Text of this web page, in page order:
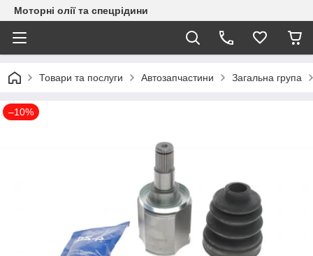
Моторні олії та спецрідини
Товари та послуги Автозапчастини Загальна група
–10%